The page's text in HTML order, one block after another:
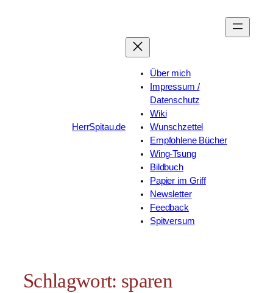
HerrSpitau.de
Über mich
Impressum /
Datenschutz
Wiki
Wunschzettel
Empfohlene Bücher
Wing-Tsung
Bildbuch
Papier im Griff
Newsletter
Feedback
Spitversum
Schlagwort: sparen